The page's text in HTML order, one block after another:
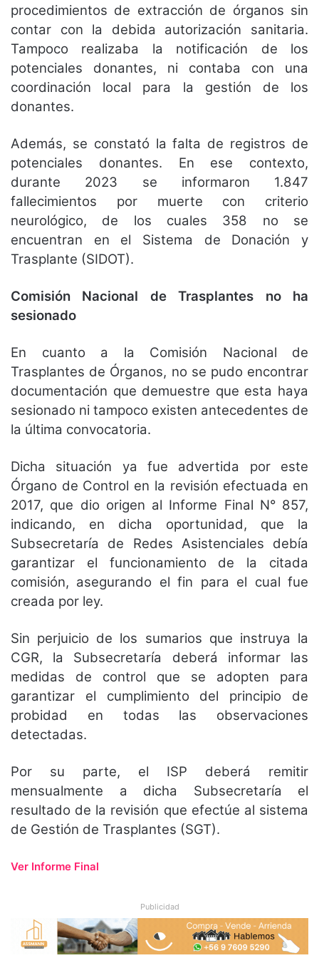
procedimientos de extracción de órganos sin
contar con la debida autorización sanitaria.
Tampoco realizaba la notificación de los
potenciales donantes, ni contaba con una
coordinación local para la gestión de los
donantes.
Además, se constató la falta de registros de
potenciales donantes. En ese contexto,
durante 2023 se informaron 1.847
fallecimientos por muerte con criterio
neurológico, de los cuales 358 no se
encuentran en el Sistema de Donación y
Trasplante (SIDOT).
Comisión Nacional de Trasplantes no ha
sesionado
En cuanto a la Comisión Nacional de
Trasplantes de Órganos, no se pudo encontrar
documentación que demuestre que esta haya
sesionado ni tampoco existen antecedentes de
la última convocatoria.
Dicha situación ya fue advertida por este
Órgano de Control en la revisión efectuada en
2017, que dio origen al Informe Final N° 857,
indicando, en dicha oportunidad, que la
Subsecretaría de Redes Asistenciales debía
garantizar el funcionamiento de la citada
comisión, asegurando el fin para el cual fue
creada por ley.
Sin perjuicio de los sumarios que instruya la
CGR, la Subsecretaría deberá informar las
medidas de control que se adopten para
garantizar el cumplimiento del principio de
probidad en todas las observaciones
detectadas.
Por su parte, el ISP deberá remitir
mensualmente a dicha Subsecretaría el
resultado de la revisión que efectúe al sistema
de Gestión de Trasplantes (SGT).
Ver Informe Final
Publicidad